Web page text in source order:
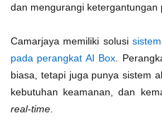
dan mengurangi ketergantungan
Camarjaya memiliki solusi
pada perangkat AI Box.
biasa, tetapi juga punya sistem
kebutuhan keamanan, dan
real-time.